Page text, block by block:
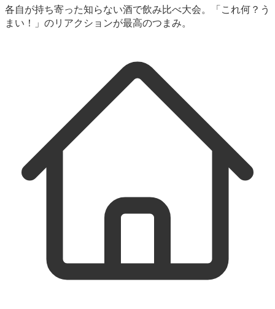
各自が持ち寄った知らない酒で飲み比べ大会。「これ何？う
まい！」のリアクションが最高のつまみ。